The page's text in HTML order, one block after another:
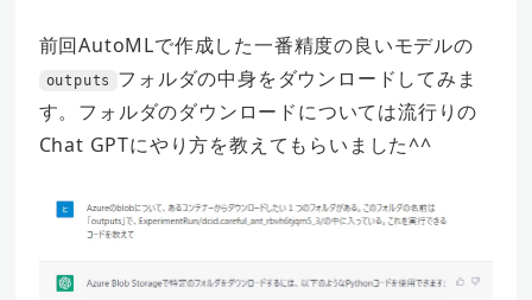
前回AutoMLで作成した一番精度の良いモデルの
outputs
フォルダの中身をダウンロードしてみま
す。フォルダのダウンロードについては流行りの
Chat GPTにやり方を教えてもらいました^^